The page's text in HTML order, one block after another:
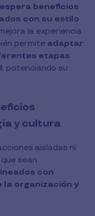
beneficios
con su estilo
la experiencia
permite adaptar
etapas
, potenciando su
y cultura
aisladas ni
sean
con
la organización y